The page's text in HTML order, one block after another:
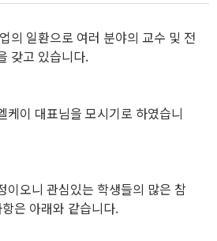
의 일환으로 여러 분야의 교수 및 전
갖고 있습니다.
케이 대표님을 모시기로 하였습니
이오니 관심있는 학생들의 많은 참
은 아래와 같습니다.